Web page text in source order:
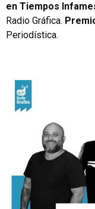
en Tiempos
Radio Gráfica.
Periodística.